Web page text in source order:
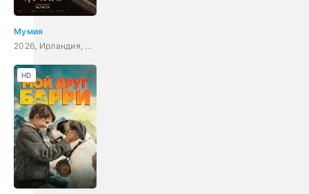
Мумия
2026, Ирландия, США, ужасы
HD